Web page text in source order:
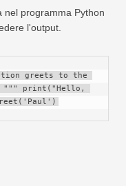
nel programma Python
l'output.
greets to the
""" print("Hello,